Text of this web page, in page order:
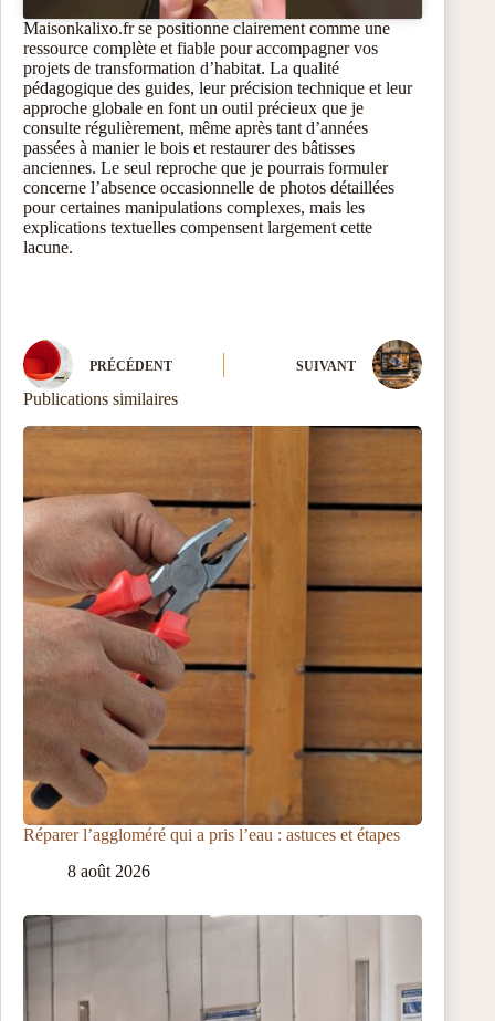
Maisonkalixo.fr se positionne clairement comme une
ressource complète et fiable pour accompagner vos
projets de transformation d’habitat. La qualité
pédagogique des guides, leur précision technique et leur
approche globale en font un outil précieux que je
consulte régulièrement, même après tant d’années
passées à manier le bois et restaurer des bâtisses
anciennes. Le seul reproche que je pourrais formuler
concerne l’absence occasionnelle de photos détaillées
pour certaines manipulations complexes, mais les
explications textuelles compensent largement cette
lacune.
PRÉCÉDENT SUIVANT
Publications similaires
Réparer l’aggloméré qui a pris l’eau : astuces et étapes
8 août 2026